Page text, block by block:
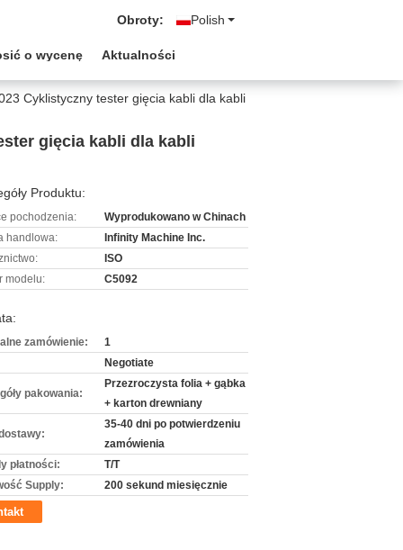
Polish
Obroty:
o wycenę Aktualności
Cyklistyczny tester gięcia kabli dla kabli
gięcia kabli dla kabli
Produktu:
pochodzenia:
Wyprodukowano w Chinach
handlowa:
Infinity Machine Inc.
ISO
modelu:
C5092
zamówienie:
1
Negotiate
pakowania:
Przezroczysta folia + gąbka
+ karton drewniany
35-40 dni po potwierdzeniu
zamówienia
płatności:
T/T
Supply:
200 sekund miesięcznie